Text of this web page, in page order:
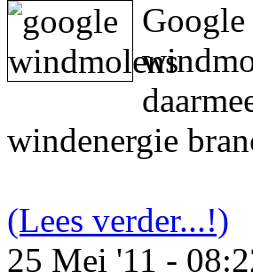
Google
windenergie
(Lees verder...!)
25 Mei '11 -